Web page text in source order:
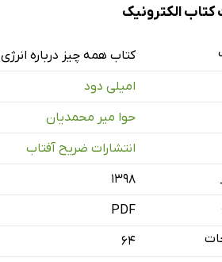
الکترونیک
کتاب همه چیز درباره انرژی
امیلی دود
حوا میر محمدیان
انتشارات ضریح آفتاب
۱۳۹۸
PDF
64